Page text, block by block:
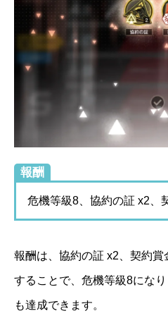
報酬
危機等級8、協約の証 x2、
報酬は、協約の証 x2、契約
することで、危機等級8にな
も達成できます。